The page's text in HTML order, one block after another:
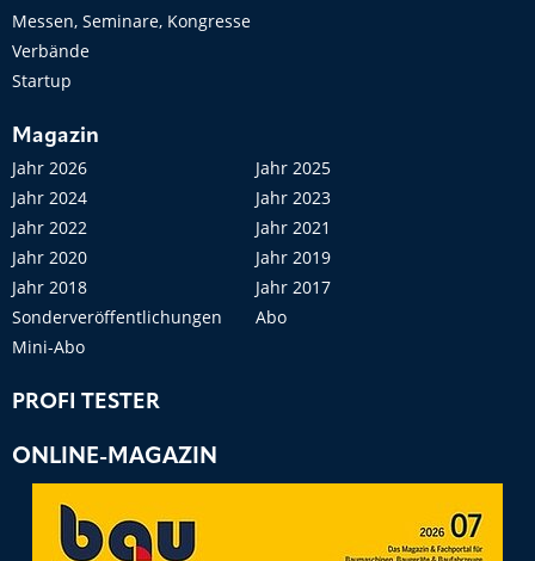
Messen, Seminare, Kongresse
Verbände
Startup
Magazin
Jahr 2026
Jahr 2025
Jahr 2024
Jahr 2023
Jahr 2022
Jahr 2021
Jahr 2020
Jahr 2019
Jahr 2018
Jahr 2017
Sonderveröffentlichungen
Abo
Mini-Abo
PROFI TESTER
ONLINE-MAGAZIN